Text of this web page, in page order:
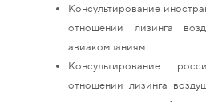
Консультирование
отношении лизинга
авиакомпаниям
Консультирование
отношении лизинга